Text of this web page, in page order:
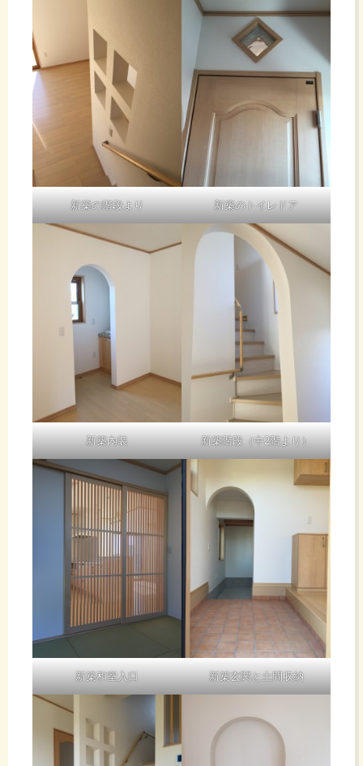
新築の階段より 新築のトイレドア
新築内装 新築階段（中2階より）
新築和室入口 新築玄関と土間収納